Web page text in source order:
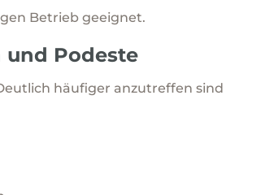
Betrieb geeignet.
und Podeste
häufiger anzutreffen sind